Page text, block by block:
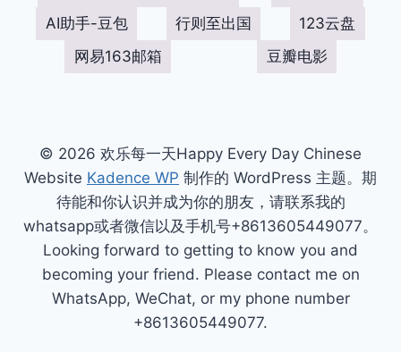
AI助手-豆包
行则至出国
123云盘
网易163邮箱
豆瓣电影
© 2026 欢乐每一天Happy Every Day Chinese
Website Kadence WP 制作的 WordPress 主题。期
待能和你认识并成为你的朋友，请联系我的
whatsapp或者微信以及手机号+8613605449077。
Looking forward to getting to know you and
becoming your friend. Please contact me on
WhatsApp, WeChat, or my phone number
+8613605449077.